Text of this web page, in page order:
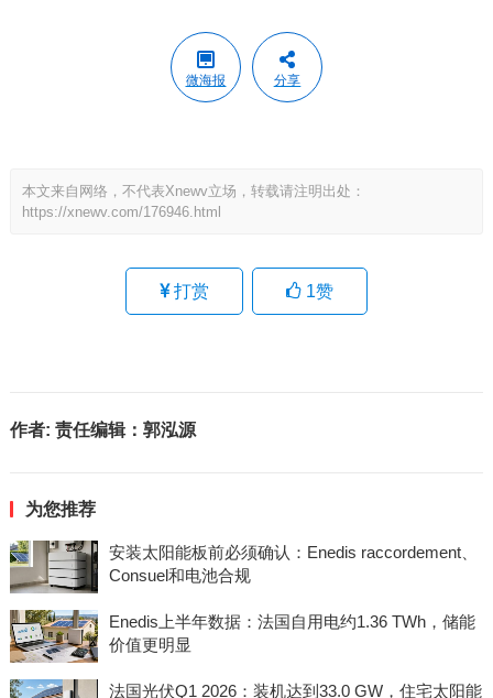
微海报 分享
本文来自网络，不代表Xnewv立场，转载请注明出处：
https://xnewv.com/176946.html
打赏 1赞
作者: 责任编辑：郭泓源
为您推荐
安装太阳能板前必须确认：Enedis raccordement、
Consuel和电池合规
Enedis上半年数据：法国自用电约1.36 TWh，储能
价值更明显
法国光伏Q1 2026：装机达到33.0 GW，住宅太阳能